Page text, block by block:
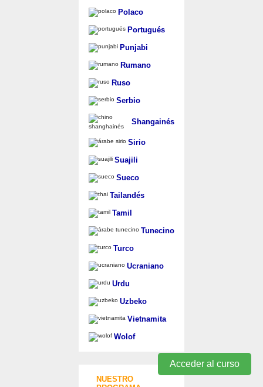
Acceder al curso
Polaco
Portugués
Punjabi
Rumano
Ruso
Serbio
Shangainés
Sirio
Suajili
Sueco
Tailandés
Tamil
Tunecino
Turco
Ucraniano
Urdu
Uzbeko
Vietnamita
Wolof
NUESTRO